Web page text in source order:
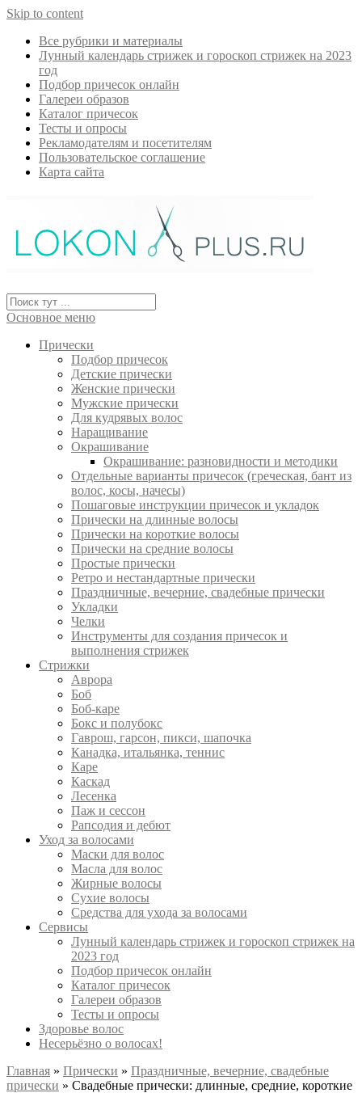
Skip to content
Все рубрики и материалы
Лунный календарь стрижек и гороскоп стрижек на 2023
год
Подбор причесок онлайн
Галереи образов
Каталог причесок
Тесты и опросы
Рекламодателям и посетителям
Пользовательское соглашение
Карта сайта
Основное меню
Прически
Подбор причесок
Детские прически
Женские прически
Мужские прически
Для кудрявых волос
Наращивание
Окрашивание
Окрашивание: разновидности и методики
Отдельные варианты причесок (греческая, бант из
волос, косы, начесы)
Пошаговые инструкции причесок и укладок
Прически на длинные волосы
Прически на короткие волосы
Прически на средние волосы
Простые прически
Ретро и нестандартные прически
Праздничные, вечерние, свадебные прически
Укладки
Челки
Инструменты для создания причесок и
выполнения стрижек
Стрижки
Аврора
Боб
Боб-каре
Бокс и полубокс
Гаврош, гарсон, пикси, шапочка
Канадка, итальянка, теннис
Каре
Каскад
Лесенка
Паж и сессон
Рапсодия и дебют
Уход за волосами
Маски для волос
Масла для волос
Жирные волосы
Сухие волосы
Средства для ухода за волосами
Сервисы
Лунный календарь стрижек и гороскоп стрижек на
2023 год
Подбор причесок онлайн
Каталог причесок
Галереи образов
Тесты и опросы
Здоровье волос
Несерьёзно о волосах!
Главная » Прически » Праздничные, вечерние, свадебные
прически » Свадебные прически: длинные, средние, короткие